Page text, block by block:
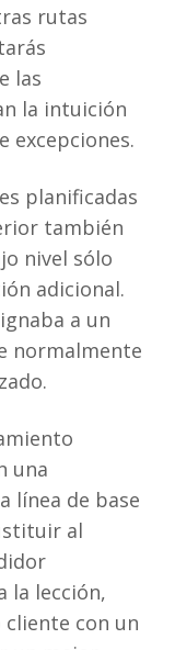
rutas
las
la intuición
excepciones.
planificadas
también
nivel sólo
adicional.
a un
normalmente
una
línea de base
al
la lección,
con un